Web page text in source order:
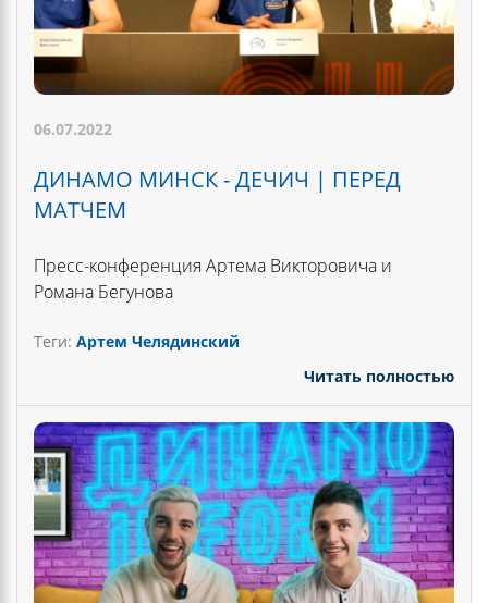
06.07.2022
ДИНАМО МИНСК - ДЕЧИЧ | ПЕРЕД
МАТЧЕМ
Пресс-конференция Артема Викторовича и
Романа Бегунова
Теги: Артем Челядинский
Читать полностью